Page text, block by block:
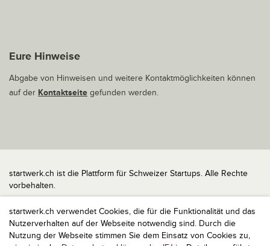
startwerk.ch verwendet Cookies, die für die Funktionalität und das
Nutzerverhalten auf der Webseite notwendig sind. Durch die
Nutzung der Webseite stimmen Sie dem Einsatz von Cookies zu,
Eure Hinweise
Abgabe von Hinweisen und weitere Kontaktmöglichkeiten können
auf der Kontaktseite gefunden werden.
startwerk.ch ist die Plattform für Schweizer Startups. Alle Rechte
vorbehalten.
Impressum
Kontakt
nach oben